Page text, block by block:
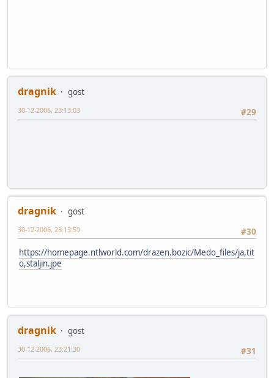
dragnik
gost
#29
30-12-2006, 23:13:03
dragnik
gost
#30
30-12-2006, 23:13:59
https://homepage.ntlworld.com/drazen.bozic/Medo_files/ja,tit
o,staljin.jpe
dragnik
gost
#31
30-12-2006, 23:21:30